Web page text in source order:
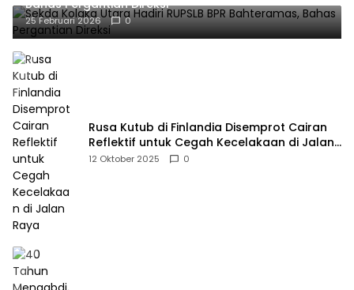
Bahas Pergantian Direksi
25 Februari 2026 0
Rusa Kutub di Finlandia Disemprot Cairan
Reflektif untuk Cegah Kecelakaan di Jalan
Raya
12 Oktober 2025 0